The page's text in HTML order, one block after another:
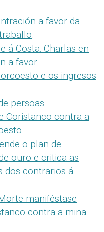
a favor da
.
á Costa: Charlas en
a favor.
e os ingresos
persoas
Coristanco contra a
.
o plan de
ouro e critica as
dos contrarios á
maniféstase
contra a mina